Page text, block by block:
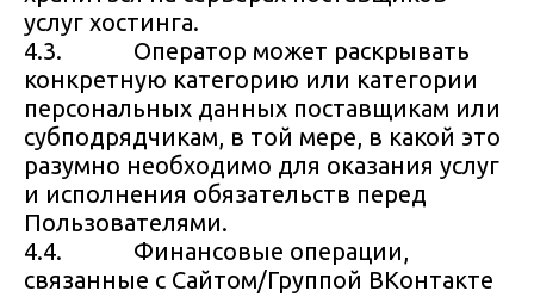
услуг хостинга.
4.3. Оператор может раскрывать
конкретную категорию или категории
персональных данных поставщикам или
субподрядчикам, в той мере, в какой это
разумно необходимо для оказания услуг
и исполнения обязательств перед
Пользователями.
4.4. Финансовые операции,
связанные с Сайтом/Группой ВКонтакте